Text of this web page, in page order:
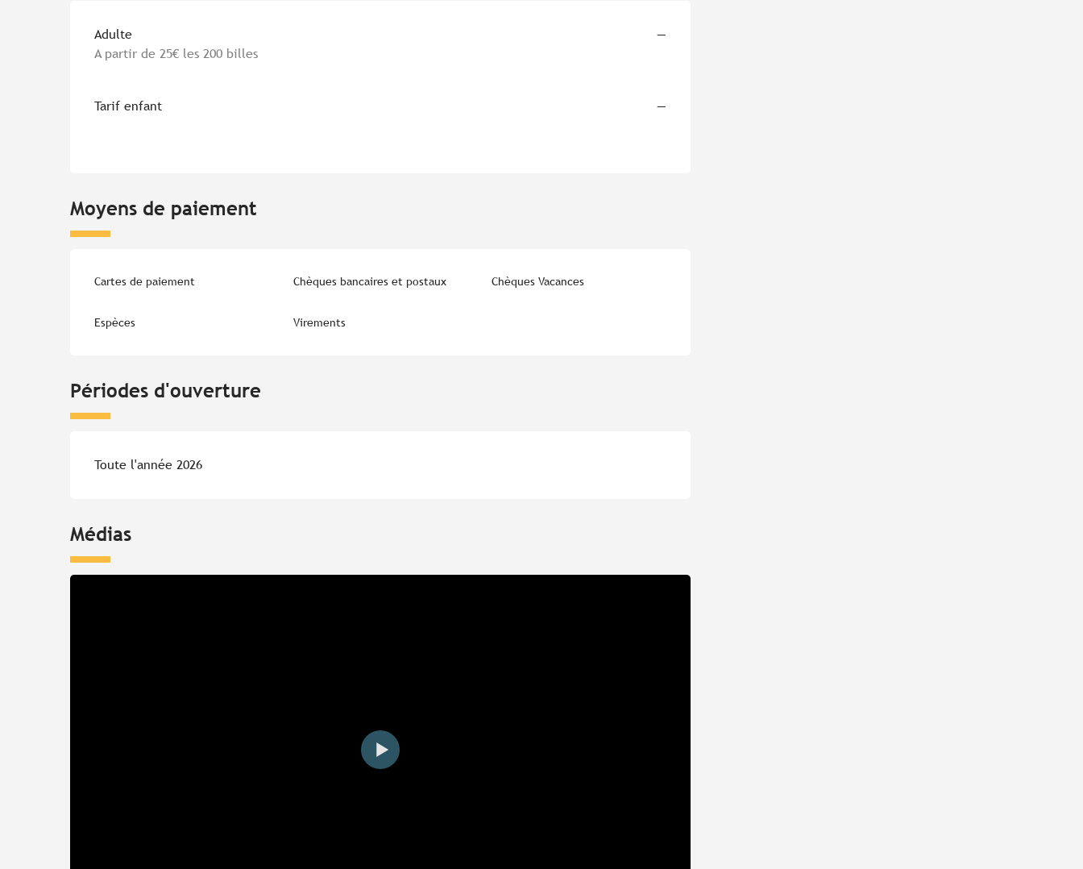
Tarifs 2026
Adulte
A partir de 25€ les 200 billes
—
Tarif enfant —
Moyens de paiement
Cartes de paiement Chèques bancaires et postaux Chèques Vacances
Espèces Virements
Périodes d'ouverture
Toute l'année 2026
Médias